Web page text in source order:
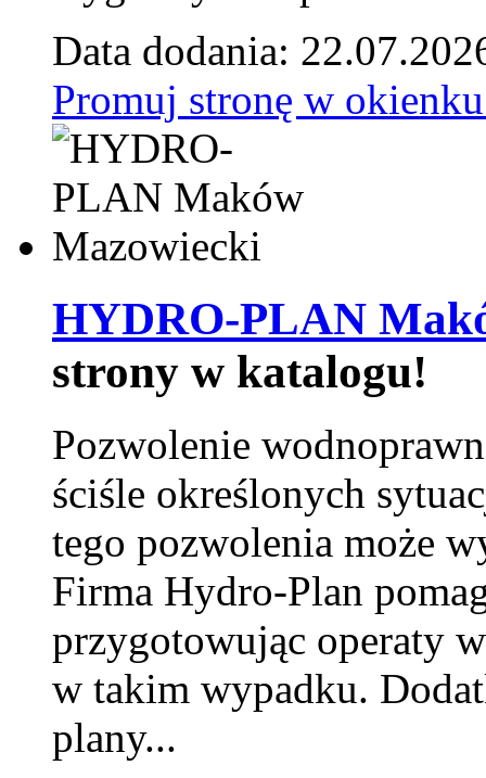
Data dodania:
Promuj stronę w
HYDRO-PLAN
strony w katalogu!
Pozwolenie
ściśle określonych
tego pozwolenia może
Firma Hydro-Plan
przygotowując operaty
w takim wypadku.
plany...